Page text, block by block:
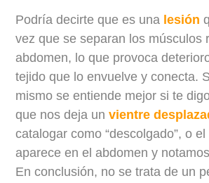
Podría decirte que es una lesión
vez que se separan los músculos
abdomen, lo que provoca
tejido que lo envuelve y conecta.
mismo se entiende mejor si te
que nos deja unvientre
catalogar como “descolgado”, o el
aparece en el abdomen y
En conclusión, no se trata de un